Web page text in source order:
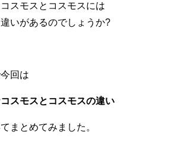
スモスとコスモスには
いがあるのでしょうか?
回は
スモスとコスモスの違い
まとめてみました。